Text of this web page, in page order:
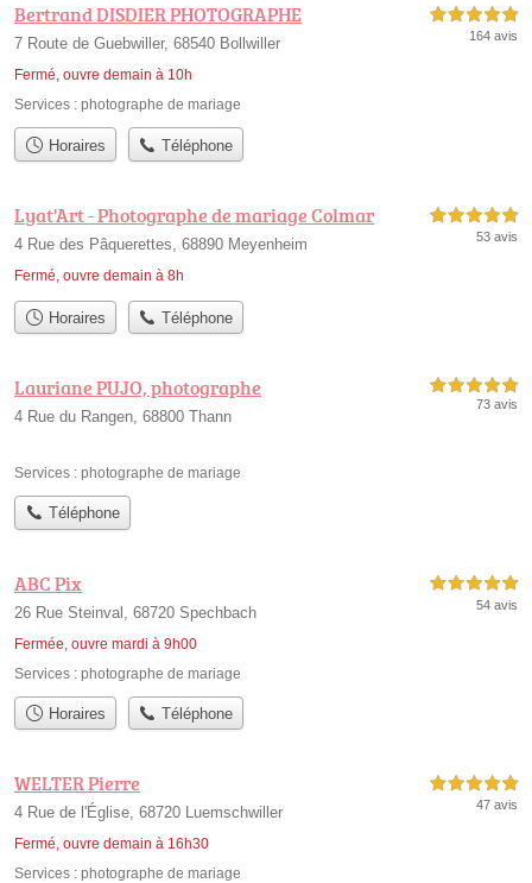
Bertrand DISDIER PHOTOGRAPHE
7 Route de Guebwiller, 68540 Bollwiller
Fermé, ouvre demain à 10h
5,0 étoiles sur 5
164 avis
Services : photographe de mariage
Horaires Téléphone
Lyat'Art - Photographe de mariage Colmar
4 Rue des Pâquerettes, 68890 Meyenheim
Fermé, ouvre demain à 8h
5,0 étoiles sur 5
53 avis
Horaires Téléphone
Lauriane PUJO, photographe
4 Rue du Rangen, 68800 Thann
5,0 étoiles sur 5
73 avis
Services : photographe de mariage
Téléphone
ABC Pix
26 Rue Steinval, 68720 Spechbach
Fermée, ouvre mardi à 9h00
5,0 étoiles sur 5
54 avis
Services : photographe de mariage
Horaires Téléphone
WELTER Pierre
4 Rue de l'Église, 68720 Luemschwiller
Fermé, ouvre demain à 16h30
5,0 étoiles sur 5
47 avis
Services : photographe de mariage